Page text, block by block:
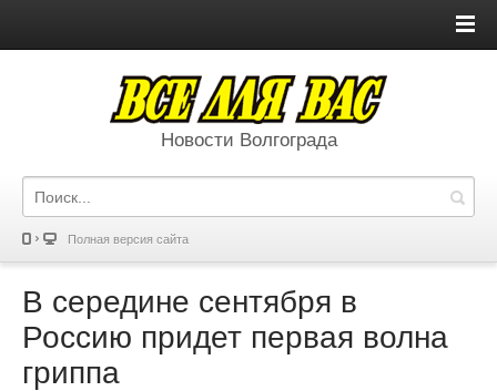
Новости Волгограда
Полная версия сайта
В середине сентября в
Россию придет первая волна
гриппа